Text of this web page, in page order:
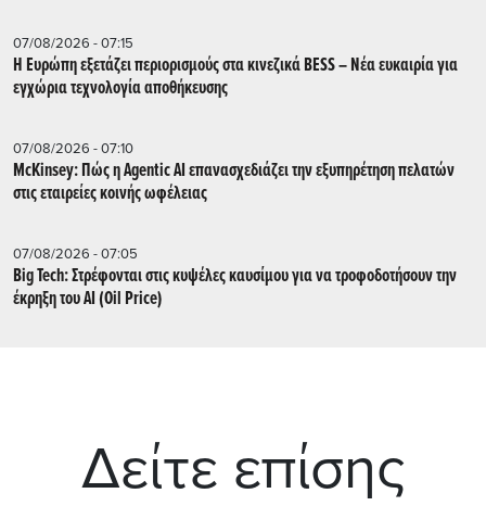
07/08/2026 - 07:15
Η Ευρώπη εξετάζει περιορισμούς στα κινεζικά BESS – Νέα ευκαιρία για
εγχώρια τεχνολογία αποθήκευσης
07/08/2026 - 07:10
McKinsey: Πώς η Agentic AI επανασχεδιάζει την εξυπηρέτηση πελατών
στις εταιρείες κοινής ωφέλειας
07/08/2026 - 07:05
Big Tech: Στρέφονται στις κυψέλες καυσίμου για να τροφοδοτήσουν την
έκρηξη του AI (Oil Price)
Δείτε επίσης